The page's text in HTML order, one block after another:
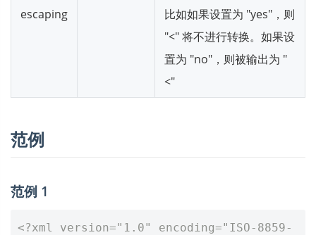
escaping
比如如果设置为 "yes"，则
"<" 将不进行转换。如果设
置为 "no"，则被输出为 "
<"
范例
范例 1
<?xml version="1.0" encoding="ISO-8859-